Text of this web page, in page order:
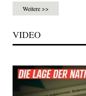
Weitere >>
VIDEO